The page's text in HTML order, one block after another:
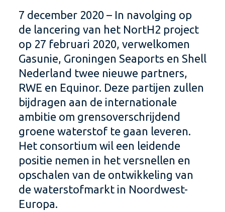
7 december 2020 – In navolging op
de lancering van het NortH2 project
op 27 februari 2020, verwelkomen
Gasunie, Groningen Seaports en Shell
Nederland twee nieuwe partners,
RWE en Equinor. Deze partijen zullen
bijdragen aan de internationale
ambitie om grensoverschrijdend
groene waterstof te gaan leveren.
Het consortium wil een leidende
positie nemen in het versnellen en
opschalen van de ontwikkeling van
de waterstofmarkt in Noordwest-
Europa.